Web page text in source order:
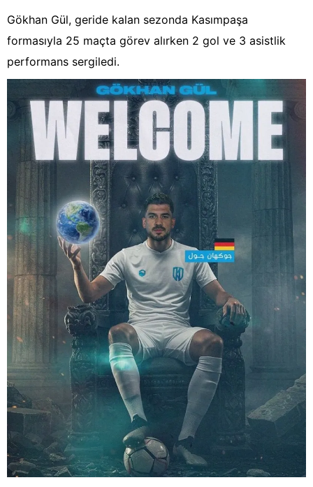
Gökhan Gül, geride kalan sezonda Kasımpaşa
formasıyla 25 maçta görev alırken 2 gol ve 3 asistlik
performans sergiledi.